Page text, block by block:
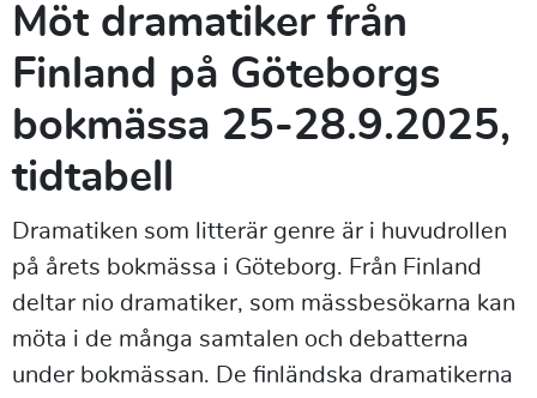
Möt dramatiker från
Finland på Göteborgs
bokmässa 25-28.9.2025,
tidtabell
Dramatiken som litterär genre är i huvudrollen
på årets bokmässa i Göteborg. Från Finland
deltar nio dramatiker, som mässbesökarna kan
möta i de många samtalen och debatterna
under bokmässan. De finländska dramatikerna